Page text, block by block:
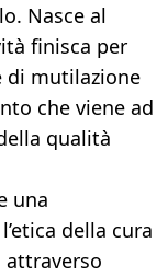
Nasce al
finisca per
di mutilazione
che viene ad
qualità
una
della cura